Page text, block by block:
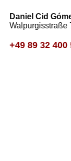
Daniel Cid
+49 89 32 400